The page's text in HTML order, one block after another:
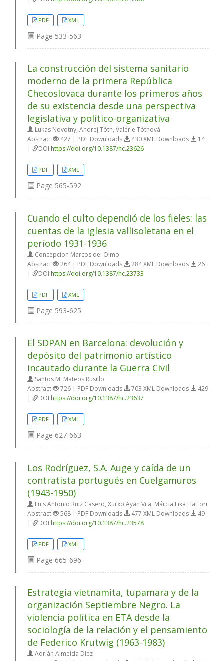
PDF XML
Page 533-563
La construcción del sistema sanitario
moderno de la primera República
Checoslovaca durante los primeros años
de su existencia desde una perspectiva
legislativa y político-organizativa
Lukas Novotny, Andrej Tóth, Valérie Tóthová
Abstract
427 | PDF Downloads 430 XML Downloads
14
|
DOI https://doi.org/10.1387/hc.23626
PDF XML
Page 565-592
Cuando el culto dependió de los fieles: las
cuentas de la iglesia vallisoletana en el
período 1931-1936
Concepcion Marcos del Olmo
Abstract
264 | PDF Downloads 284 XML Downloads
26
|
DOI https://doi.org/10.1387/hc.23733
PDF XML
Page 593-625
El SDPAN en Barcelona: devolución y
depósito del patrimonio artístico
incautado durante la Guerra Civil
Santos M. Mateos Rusillo
Abstract
726 | PDF Downloads 703 XML Downloads
429
|
DOI https://doi.org/10.1387/hc.23637
PDF XML
Page 627-663
Los Rodríguez, S.A. Auge y caída de un
contratista portugués en Cuelgamuros
(1943-1950)
Luis Antonio Ruiz Casero, Xurxo Ayán Vila, Márcia Lika Hattori
Abstract
568 | PDF Downloads 477 XML Downloads
49
|
DOI https://doi.org/10.1387/hc.23578
PDF XML
Page 665-696
Estrategia vietnamita, tupamara y de la
organización Septiembre Negro. La
violencia política en ETA desde la
sociología de la relación y el pensamiento
de Federico Krutwig (1963-1983)
Adrián Almeida Díez